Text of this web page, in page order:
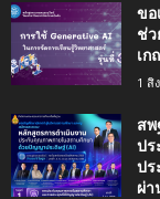
ขอ
ช่ว
เ
1 สิ
ส
ป
ปร
ผ่า